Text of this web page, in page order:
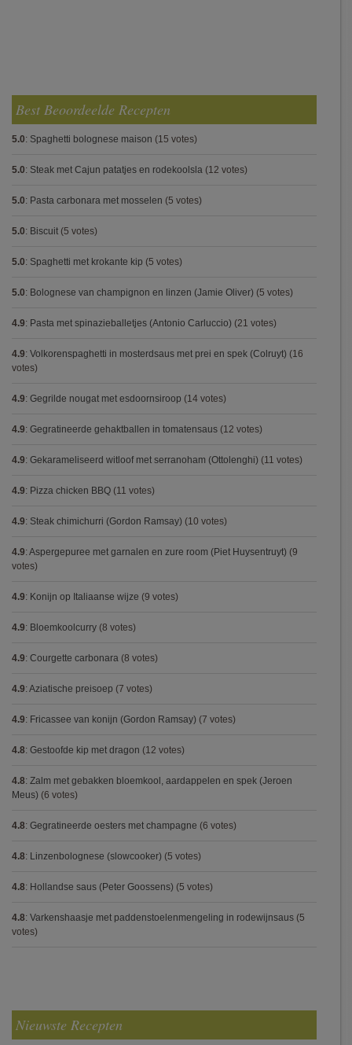
Best Beoordeelde Recepten
5.0: Spaghetti bolognese maison (15 votes)
5.0: Steak met Cajun patatjes en rodekoolsla (12 votes)
5.0: Pasta carbonara met mosselen (5 votes)
5.0: Biscuit (5 votes)
5.0: Spaghetti met krokante kip (5 votes)
5.0: Bolognese van champignon en linzen (Jamie Oliver) (5 votes)
4.9: Pasta met spinazieballetjes (Antonio Carluccio) (21 votes)
4.9: Volkorenspaghetti in mosterdsaus met prei en spek (Colruyt) (16
votes)
4.9: Gegrilde nougat met esdoornsiroop (14 votes)
4.9: Gegratineerde gehaktballen in tomatensaus (12 votes)
4.9: Gekarameliseerd witloof met serranoham (Ottolenghi) (11 votes)
4.9: Pizza chicken BBQ (11 votes)
4.9: Steak chimichurri (Gordon Ramsay) (10 votes)
4.9: Aspergepuree met garnalen en zure room (Piet Huysentruyt) (9
votes)
4.9: Konijn op Italiaanse wijze (9 votes)
4.9: Bloemkoolcurry (8 votes)
4.9: Courgette carbonara (8 votes)
4.9: Aziatische preisoep (7 votes)
4.9: Fricassee van konijn (Gordon Ramsay) (7 votes)
4.8: Gestoofde kip met dragon (12 votes)
4.8: Zalm met gebakken bloemkool, aardappelen en spek (Jeroen
Meus) (6 votes)
4.8: Gegratineerde oesters met champagne (6 votes)
4.8: Linzenbolognese (slowcooker) (5 votes)
4.8: Hollandse saus (Peter Goossens) (5 votes)
4.8: Varkenshaasje met paddenstoelenmengeling in rodewijnsaus (5
votes)
Nieuwste Recepten